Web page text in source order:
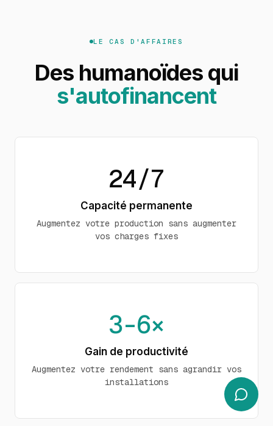
LE CAS D'AFFAIRES
Des humanoïdes qui
s'autofinancent
24/7
Capacité permanente
Augmentez votre production sans augmenter
vos charges fixes
3-6×
Gain de productivité
Augmentez votre rendement sans agrandir vos
installations